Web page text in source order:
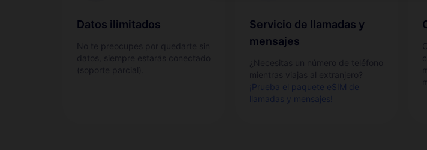
Datos ilimitados
Servicio de llamadas y
mensajes
¡Prueba el paquete eSIM de
llamadas y mensajes!